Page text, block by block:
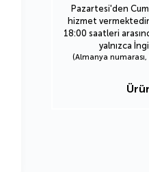
Pazartesi'den
hizmet
18:00 saatleri
yalnızca
(Almanya